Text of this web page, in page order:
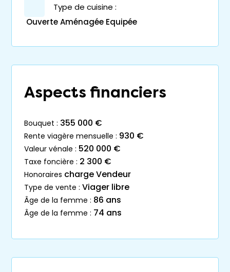
Type de cuisine :
Ouverte Aménagée Equipée
Aspects financiers
bouquet : 355 000 €
rente viagère mensuelle : 930 €
valeur vénale : 520 000 €
taxe foncière : 2 300 €
honoraires charge Vendeur
type de vente : Viager libre
âge de la femme : 86 ans
âge de la femme : 74 ans